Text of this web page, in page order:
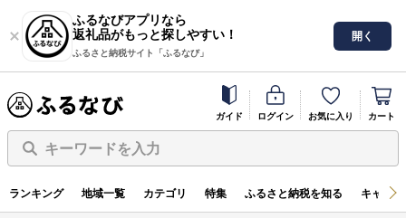
ふるなびアプリなら
返礼品がもっと探しやすい！
ふるさと納税サイト「ふるなび」
開く
ガイド ログイン お気に入り カート
キーワードを入力
ランキング 地域一覧 カテゴリ 特集 ふるさと納税を知る キャン